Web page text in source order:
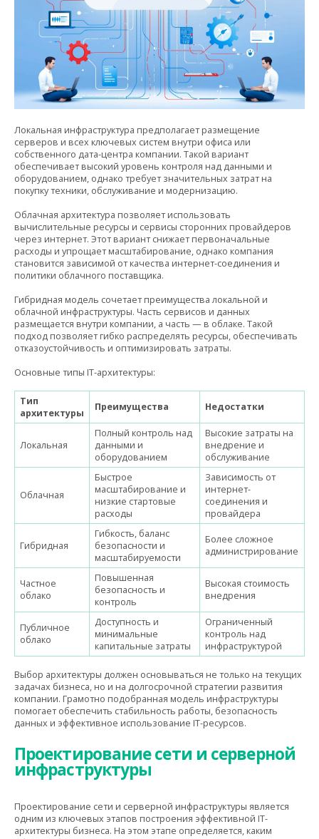
Локальная инфраструктура предполагает размещение
серверов и всех ключевых систем внутри офиса или
собственного дата-центра компании. Такой вариант
обеспечивает высокий уровень контроля над данными и
оборудованием, однако требует значительных затрат на
покупку техники, обслуживание и модернизацию.
Облачная архитектура позволяет использовать
вычислительные ресурсы и сервисы сторонних провайдеров
через интернет. Этот вариант снижает первоначальные
расходы и упрощает масштабирование, однако компания
становится зависимой от качества интернет-соединения и
политики облачного поставщика.
Гибридная модель сочетает преимущества локальной и
облачной инфраструктуры. Часть сервисов и данных
размещается внутри компании, а часть — в облаке. Такой
подход позволяет гибко распределять ресурсы, обеспечивать
отказоустойчивость и оптимизировать затраты.
Основные типы IT-архитектуры:
Тип
архитектуры
Преимущества Недостатки
Локальная
Полный контроль над
данными и
оборудованием
Высокие затраты на
внедрение и
обслуживание
Облачная
Быстрое
масштабирование и
низкие стартовые
расходы
Зависимость от
интернет-
соединения и
провайдера
Гибридная
Гибкость, баланс
безопасности и
масштабируемости
Более сложное
администрирование
Частное
облако
Повышенная
безопасность и
контроль
Высокая стоимость
внедрения
Публичное
облако
Доступность и
минимальные
капитальные затраты
Ограниченный
контроль над
инфраструктурой
Выбор архитектуры должен основываться не только на текущих
задачах бизнеса, но и на долгосрочной стратегии развития
компании. Грамотно подобранная модель инфраструктуры
помогает обеспечить стабильность работы, безопасность
данных и эффективное использование IT-ресурсов.
Проектирование сети и серверной
инфраструктуры
Проектирование сети и серверной инфраструктуры является
одним из ключевых этапов построения эффективной IT-
архитектуры бизнеса. На этом этапе определяется, каким